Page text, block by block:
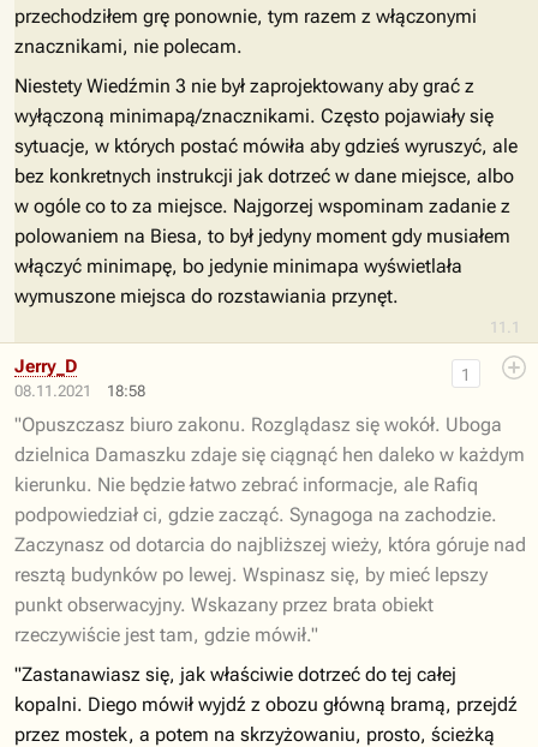
11.1
przechodziłem grę ponownie, tym razem z włączonymi
znacznikami, nie polecam.
Niestety Wiedźmin 3 nie był zaprojektowany aby grać z
wyłączoną minimapą/znacznikami. Często pojawiały się
sytuacje, w których postać mówiła aby gdzieś wyruszyć, ale
bez konkretnych instrukcji jak dotrzeć w dane miejsce, albo
w ogóle co to za miejsce. Najgorzej wspominam zadanie z
polowaniem na Biesa, to był jedyny moment gdy musiałem
włączyć minimapę, bo jedynie minimapa wyświetlała
wymuszone miejsca do rozstawiania przynęt.
08.11.2021 18:58
1
Jerry_D
"Opuszczasz biuro zakonu. Rozglądasz się wokół. Uboga
dzielnica Damaszku zdaje się ciągnąć hen daleko w każdym
kierunku. Nie będzie łatwo zebrać informacje, ale Rafiq
podpowiedział ci, gdzie zacząć. Synagoga na zachodzie.
Zaczynasz od dotarcia do najbliższej wieży, która góruje nad
resztą budynków po lewej. Wspinasz się, by mieć lepszy
punkt obserwacyjny. Wskazany przez brata obiekt
rzeczywiście jest tam, gdzie mówił."
"Zastanawiasz się, jak właściwie dotrzeć do tej całej
kopalni. Diego mówił wyjdź z obozu główną bramą, przejdź
przez mostek, a potem na skrzyżowaniu, prosto, ścieżką